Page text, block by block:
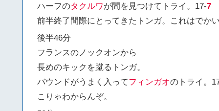
ハーフのタクルワが間を見つけてトライ。17-7
前半終了間際にとってきたトンガ。これはでかい
後半46分
フランスのノックオンから
長めのキックを蹴るトンガ。
バウンドがうまく入ってフィンガオのトライ。
こりゃわからんぞ。